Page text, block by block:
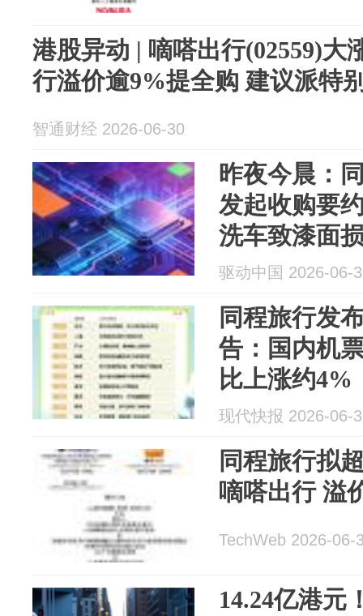
港股异动 | 嘀嗒出行(02559)大
行溢价逾9%提全购 建议派特
智通财经 2026-06-30
昨夜今晨：
发起收购要
洗车致漆面
能
驱动中国 2026-06-
同程旅行发
告：国内机
比上涨约4%
现代快报 2026-06-
同程旅行拟
嘀嗒出行 溢
TechWeb 2026-06-
14.24亿港元